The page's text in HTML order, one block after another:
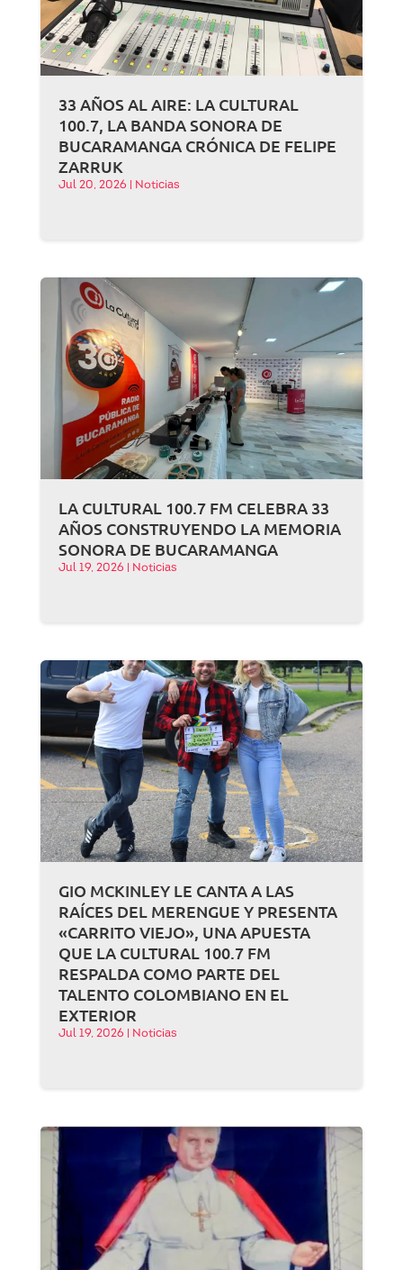
33 AÑOS AL AIRE: LA CULTURAL
100.7, LA BANDA SONORA DE
BUCARAMANGA CRÓNICA DE FELIPE
ZARRUK
Jul 20, 2026 Noticias
LA CULTURAL 100.7 FM CELEBRA 33
AÑOS CONSTRUYENDO LA MEMORIA
SONORA DE BUCARAMANGA
Jul 19, 2026 Noticias
GIO MCKINLEY LE CANTA A LAS
RAÍCES DEL MERENGUE Y PRESENTA
«CARRITO VIEJO», UNA APUESTA
QUE LA CULTURAL 100.7 FM
RESPALDA COMO PARTE DEL
TALENTO COLOMBIANO EN EL
EXTERIOR
Jul 19, 2026 Noticias